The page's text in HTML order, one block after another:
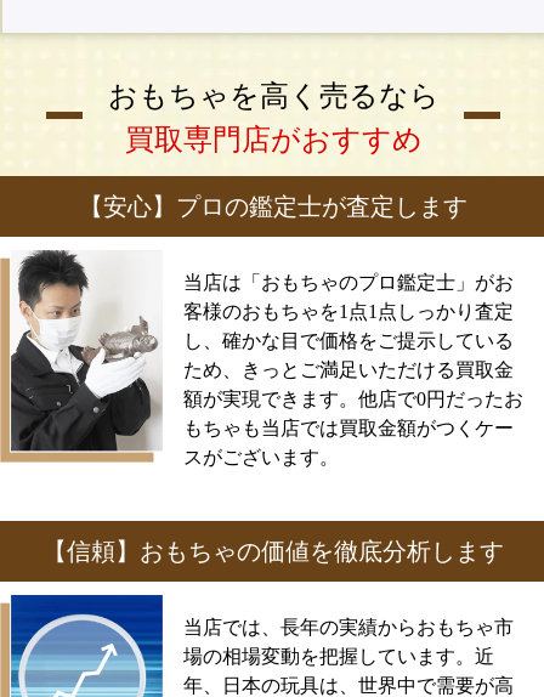
おもちゃを高く売るなら
買取専門店がおすすめ
【安心】プロの鑑定士が査定します
当店は「おもちゃのプロ鑑定士」がお
客様のおもちゃを1点1点しっかり査定
し、確かな目で価格をご提示している
ため、きっとご満足いただける買取金
額が実現できます。他店で0円だったお
もちゃも当店では買取金額がつくケー
スがございます。
【信頼】おもちゃの価値を徹底分析します
当店では、長年の実績からおもちゃ市
場の相場変動を把握しています。近
年、日本の玩具は、世界中で需要が高